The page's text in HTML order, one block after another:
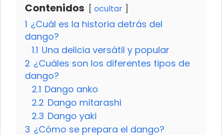
Contenidos ocultar
1 ¿Cuál es la historia detrás del
dango?
1.1 Una delicia versátil y popular
2 ¿Cuáles son los diferentes tipos de
dango?
2.1 Dango anko
2.2 Dango mitarashi
2.3 Dango yaki
3 ¿Cómo se prepara el dango?